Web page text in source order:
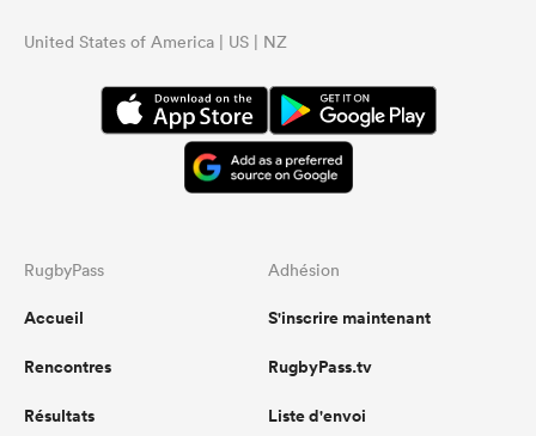
United States of America | US | NZ
RugbyPass
Accueil
Rencontres
Résultats
Adhésion
S'inscrire maintenant
RugbyPass.tv
Liste d'envoi